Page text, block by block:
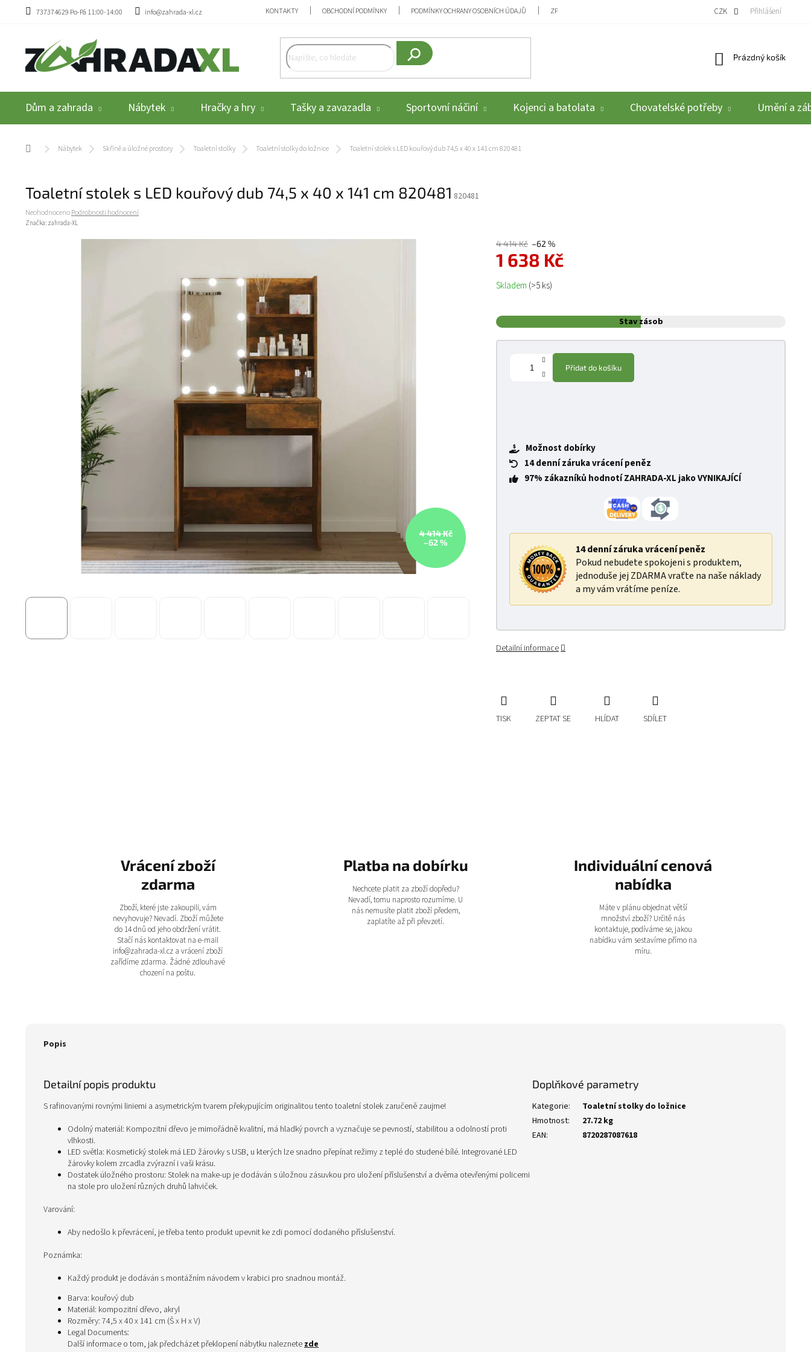
Přejít na obsah
737374629 Po-Pá 11:00-14:00 info@zahrada-xl.cz KONTAKTY OBCHODNÍ PODMÍNKY PODMÍNKY OCHRANY OSOBNÍCH ÚDAJŮ ZPĚTNÝ ODBĚR VYSLOUŽILÝCH ELEKTROZAŘÍZENÍ / BATERIÍ REKLAMACE A
CZK Přihlášení
Hledat
Nákupní košík
Prázdný košík
Dům a zahrada Nábytek Hračky a hry Tašky a zavazadla Sportovní náčiní Kojenci a batolata Chovatelské potřeby Umění a
Domů Nábytek Skříně a úložné prostory Toaletní stolky Toaletní stolky do ložnice Toaletní stolek s LED kouřový dub 74,5 x 40 x 141 cm 820481
Toaletní stolek s LED kouřový dub 74,5 x 40 x 141 cm 820481 820481
Průměrné hodnocení produktu je 0,0 z 5 hvězdiček.
NeohodnocenoPodrobnosti hodnocení
Značka: zahrada-XL
4 414 Kč
–62 %
4 414 Kč –62 %
1 638 Kč
Měrná cena:
Skladem (>5 ks)
Stav zásob
Přidat do košíku
Možnost dobírky
14 denní záruka vrácení peněz
97% zákazníků hodnotí ZAHRADA-XL jako VYNIKAJÍCÍ
14 denní záruka vrácení peněz
Pokud nebudete spokojeni s produktem,
jednoduše jej ZDARMA vraťte na naše náklady
a my vám vrátíme peníze.
Detailní informace
TISK ZEPTAT SE HLÍDAT SDÍLET
Vrácení zboží
zdarma
Zboží, které jste zakoupili, vám
nevyhovuje? Nevadí. Zboží můžete
do 14 dnů od jeho obdržení vrátit.
Stačí nás kontaktovat na e-mail
info@zahrada-xl.cz a vrácení zboží
zařídíme zdarma. Žádné zdlouhavé
chození na poštu.
Platba na dobírku
Nechcete platit za zboží dopředu?
Nevadí, tomu naprosto rozumíme. U
nás nemusíte platit zboží předem,
zaplatíte až při převzetí.
Individuální cenová
nabídka
Máte v plánu objednat větší
množství zboží? Určitě nás
kontaktuje, podíváme se, jakou
nabídku vám sestavíme přímo na
míru.
Popis
Detailní popis produktu
S rafinovanými rovnými liniemi a asymetrickým tvarem překypujícím originalitou tento toaletní stolek zaručeně zaujme!
Odolný materiál: Kompozitní dřevo je mimořádně kvalitní, má hladký povrch a vyznačuje se pevností, stabilitou a odolností proti
vlhkosti.
LED světla: Kosmetický stolek má LED žárovky s USB, u kterých lze snadno přepínat režimy z teplé do studené bílé. Integrované LED
žárovky kolem zrcadla zvýrazní i vaši krásu.
Dostatek úložného prostoru: Stolek na make-up je dodáván s úložnou zásuvkou pro uložení příslušenství a dvěma otevřenými policemi
na stole pro uložení různých druhů lahviček.
Varování:
Aby nedošlo k převrácení, je třeba tento produkt upevnit ke zdi pomocí dodaného příslušenství.
Poznámka:
Každý produkt je dodáván s montážním návodem v krabici pro snadnou montáž.
Barva: kouřový dub
Materiál: kompozitní dřevo, akryl
Rozměry: 74,5 x 40 x 141 cm (Š x H x V)
Legal Documents:
Další informace o tom, jak předcházet překlopení nábytku naleznetezde
Doplňkové parametry
Kategorie:
Toaletní stolky do ložnice
Hmotnost:
27.72 kg
EAN: 8720287087618